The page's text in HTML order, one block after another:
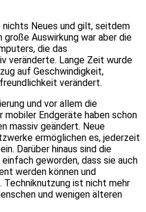
Neues und gilt, seitdem
Auswirkung war aber die
die das
veränderte. Lange Zeit wurde
auf Geschwindigkeit,
verändert.
und vor allem die
mobiler Endgeräte haben schon
massiv geändert. Neue
ermöglichen es, jederzeit
Darüber hinaus sind die
geworden, dass sie auch
werden können und
ist nicht mehr
und wenigen älteren